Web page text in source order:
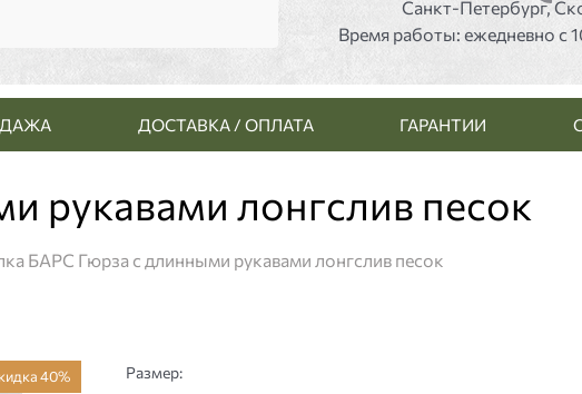
Санкт-Петербург,
Время работы: ежедневно с
ДОСТАВКА / ОПЛАТА ГАРАНТИИ
рукавами лонгслив песок
БАРС Гюрза с длинными рукавами лонгслив песок
40% Размер: